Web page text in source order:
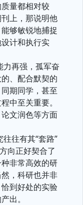
量都相对较
上，那说明他
够敏锐地捕捉
计和执行实
力再强，孤军奋
、配合默契的
期同学，甚至
中至关重要。
文润色等方面
往有其“套路”
向正好契合了
非常高效的研
，科研也并非
到好处的实验
出。